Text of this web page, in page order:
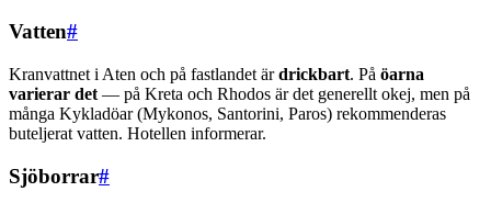
Vatten#
Kranvattnet i Aten och på fastlandet ärdrickbart. På öarna
varierar det — på Kreta och Rhodos är det generellt okej, men på
många Kykladöar (Mykonos, Santorini, Paros) rekommenderas
buteljerat vatten. Hotellen informerar.
Sjöborrar#